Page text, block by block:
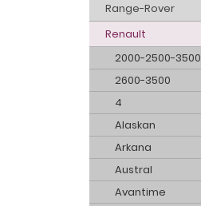
Range-Rover
Renault
2000-2500-3500
2600-3500
4
Alaskan
Arkana
Austral
Avantime